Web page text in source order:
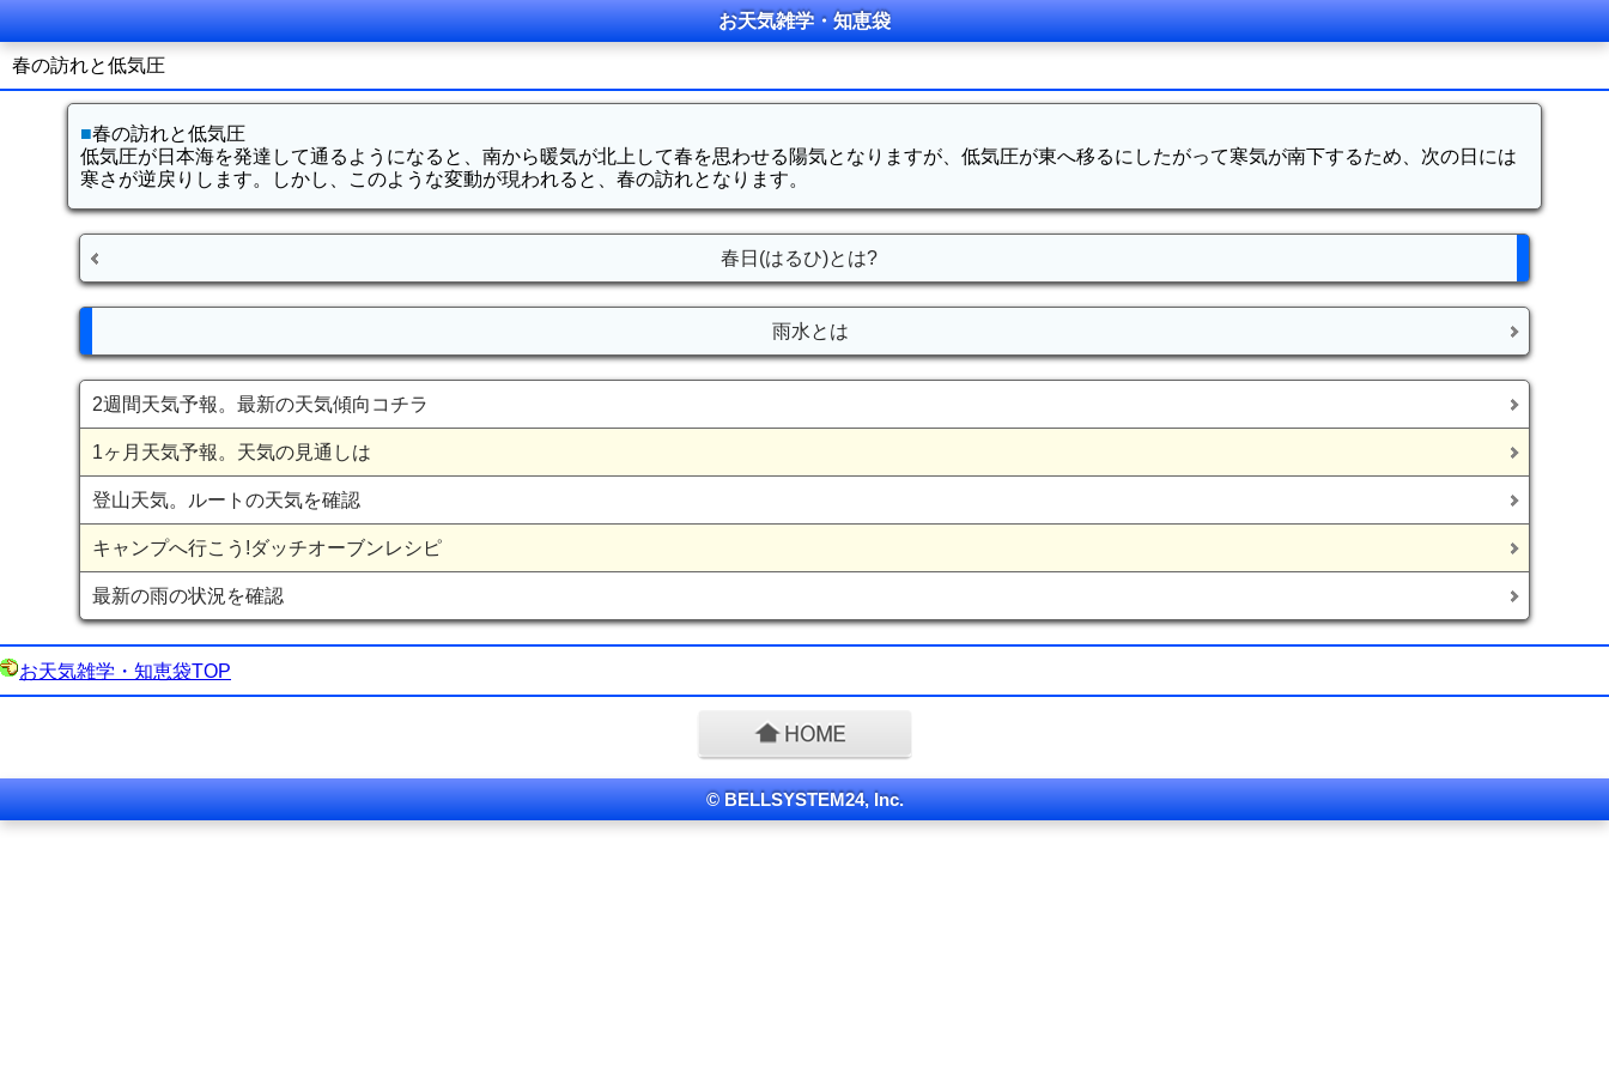
お天気雑学・知恵袋
春の訪れと低気圧
■春の訪れと低気圧
低気圧が日本海を発達して通るようになると、南から暖気が北上して春を思わせる陽気となりますが、低気圧が東へ移るにしたがって寒気が南下するため、次の日には
寒さが逆戻りします。しかし、このような変動が現われると、春の訪れとなります。
春日(はるひ)とは?
雨水とは
2週間天気予報。最新の天気傾向コチラ
1ヶ月天気予報。天気の見通しは
登山天気。ルートの天気を確認
キャンプへ行こう!ダッチオーブンレシピ
最新の雨の状況を確認
お天気雑学・知恵袋TOP
© BELLSYSTEM24, Inc.